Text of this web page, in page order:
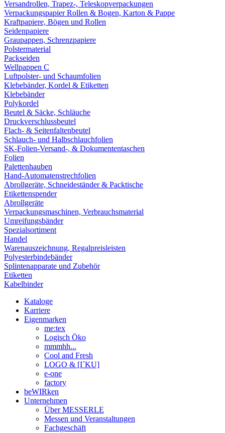
Versandrollen, Trapez-, Teleskopverpackungen
Verpackungspapier Rollen & Bogen, Karton & Pappe
Kraftpapiere, Bögen und Rollen
Seidenpapiere
Graupappen, Schrenzpapiere
Polstermaterial
Packseiden
Wellpappen C
Luftpolster- und Schaumfolien
Klebebänder, Kordel & Etiketten
Klebebänder
Polykordel
Beutel & Säcke, Schläuche
Druckverschlussbeutel
Flach- & Seitenfaltenbeutel
Schlauch- und Halbschlauchfolien
SK-Folien-Versand-, & Dokumententaschen
Folien
Palettenhauben
Hand-Automatenstrechfolien
Abrollgeräte, Schneideständer & Packtische
Etikettenspender
Abrollgeräte
Verpackungsmaschinen, Verbrauchsmaterial
Umreifungsbänder
Spezialsortiment
Handel
Warenauszeichnung, Regalpreisleisten
Polyesterbindebänder
Splintenapparate und Zubehör
Etiketten
Kabelbinder
Kataloge
Karriere
Eigenmarken
me:tex
Logisch Öko
mmmhh...
Cool and Fresh
LOGO & [I´KU]
e-one
factory
beWIRken
Unternehmen
Über MESSERLE
Messen und Veranstaltungen
Fachgeschäft